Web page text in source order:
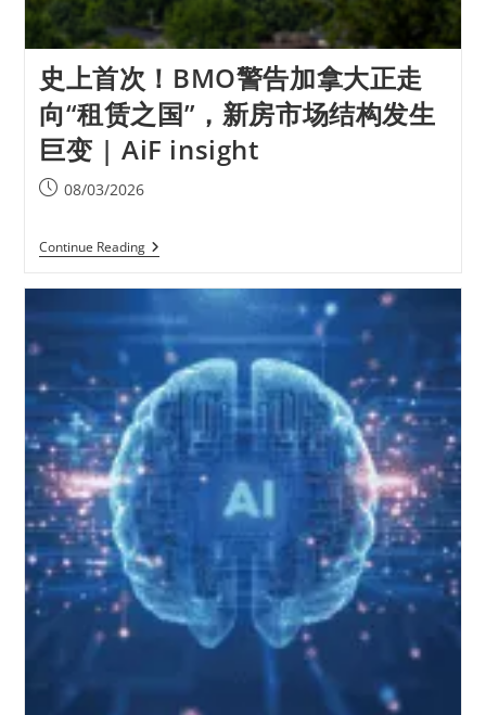
史上首次！BMO警告加拿大正走
向“租赁之国”，新房市场结构发生
巨变 | AiF insight
08/03/2026
Continue Reading